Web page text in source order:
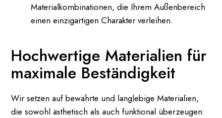
Materialkombinationen, die Ihrem Außenbereich
einen einzigartigen Charakter verleihen.
Hochwertige Materialien für
maximale Beständigkeit
Wir setzen auf bewährte und langlebige Materialien,
die sowohl ästhetisch als auch funktional überzeugen: